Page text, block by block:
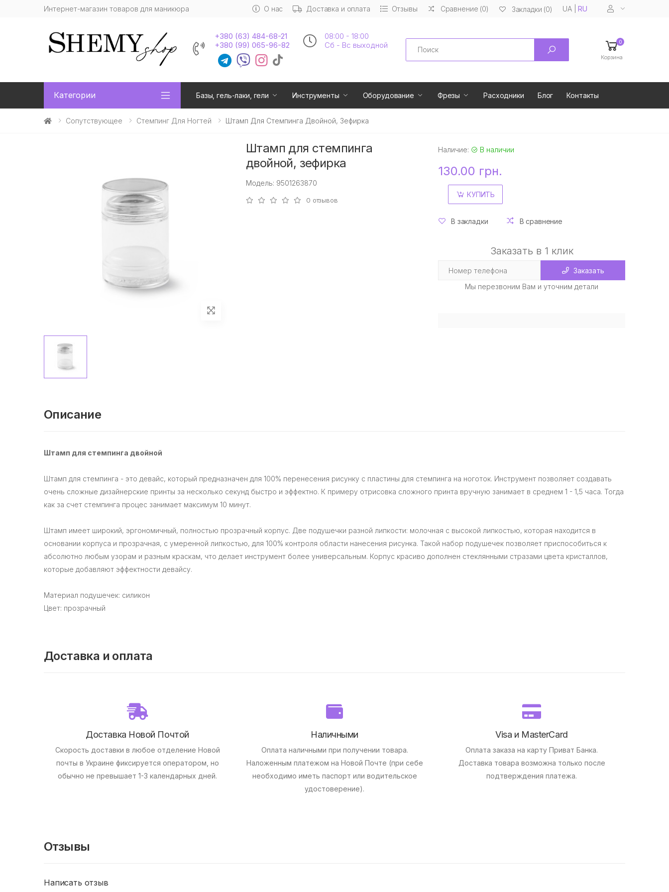
Интернет-магазин товаров для маникюра О нас Доставка и оплата Отзывы Сравнение (0) Закладки (0) UA|RU
+380 (63) 484-68-21
+380 (99) 065-96-82
08:00 - 18:00
Сб - Вс выходной
Search 0
Корзина
Категории Базы, гель-лаки, гели Инструменты Оборудование Фрезы Расходники Блог Контакты
Сопутствующее Стемпинг Для Ногтей Штамп Для Стемпинга Двойной, Зефирка
Штамп для стемпинга
двойной, зефирка
Модель: 9501263870
0 отзывов
Наличие: В наличии
130.00 грн.
КУПИТЬ
В закладки В сравнение
Заказать в 1 клик
Заказать
Мы перезвоним Вам и уточним детали
Описание
Штамп для стемпинга двойной
Штамп для стемпинга - это девайс, который предназначен для 100% перенесения рисунку с пластины для стемпинга на ноготок. Инструмент позволяет создавать
очень сложные дизайнерские принты за несколько секунд быстро и эффектно. К примеру отрисовка сложного принта вручную занимает в среднем 1 - 1,5 часа. Тогда
как за счет стемпинга процес занимает максимум 10 минут.
Штамп имеет широкий, эргономичный, полностью прозрачный корпус. Две подушечки разной липкости: молочная с высокой липкостью, которая находится в
основании корпуса и прозрачная, с умеренной липкостью, для 100% контроля области нанесения рисунка. Такой набор подушечек позволяет приспособиться к
абсолютно любым узорам и разным краскам, что делает инструмент более универсальным. Корпус красиво дополнен стеклянными стразами цвета кристаллов,
которые добавляют эффектности девайсу.
Материал подушечек: силикон
Цвет: прозрачный
Доставка и оплата
Доставка Новой Почтой
Скорость доставки в любое отделение Новой
почты в Украине фиксируется оператором, но
обычно не превышает 1-3 календарных дней.
Наличными
Оплата наличными при получении товара.
Наложенным платежом на Новой Почте (при себе
необходимо иметь паспорт или водительское
удостоверение).
Visa и MasterCard
Оплата заказа на карту Приват Банка.
Доставка товара возможна только после
подтверждения платежа.
Отзывы
Написать отзыв